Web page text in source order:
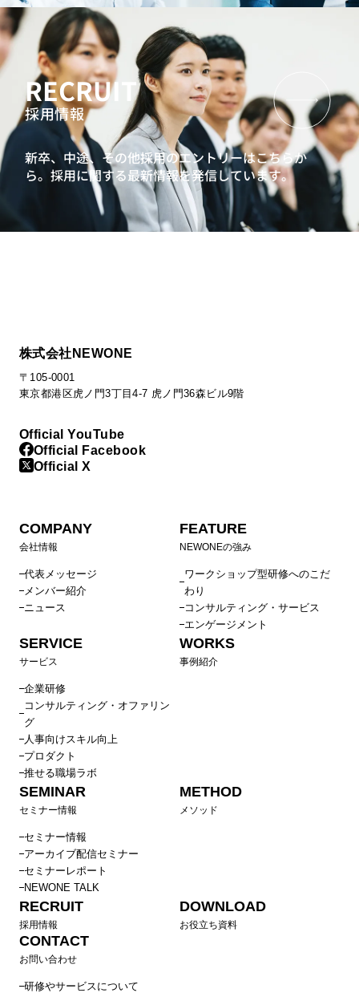
RECRUIT
採用情報
新卒、中途、その他採用のエントリーはこちらか
ら。採用に関する最新情報を発信しています。
株式会社NEWONE
〒105-0001
東京都港区虎ノ門3丁目4-7 虎ノ門36森ビル9階
Official YouTube
Official Facebook
Official X
COMPANY
会社情報
代表メッセージ
メンバー紹介
ニュース
FEATURE
NEWONEの強み
ワークショップ型研修へのこだ
わり
コンサルティング・サービス
エンゲージメント
SERVICE
サービス
企業研修
コンサルティング・オファリン
グ
人事向けスキル向上
プロダクト
推せる職場ラボ
WORKS
事例紹介
SEMINAR
セミナー情報
セミナー情報
アーカイブ配信セミナー
セミナーレポート
NEWONE TALK
METHOD
メソッド
RECRUIT
採用情報
DOWNLOAD
お役立ち資料
CONTACT
お問い合わせ
研修やサービスについて